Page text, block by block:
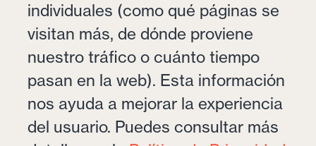
individuales (como qué páginas se
visitan más, de dónde proviene
nuestro tráfico o cuánto tiempo
pasan en la web). Esta información
nos ayuda a mejorar la experiencia
del usuario. Puedes consultar más